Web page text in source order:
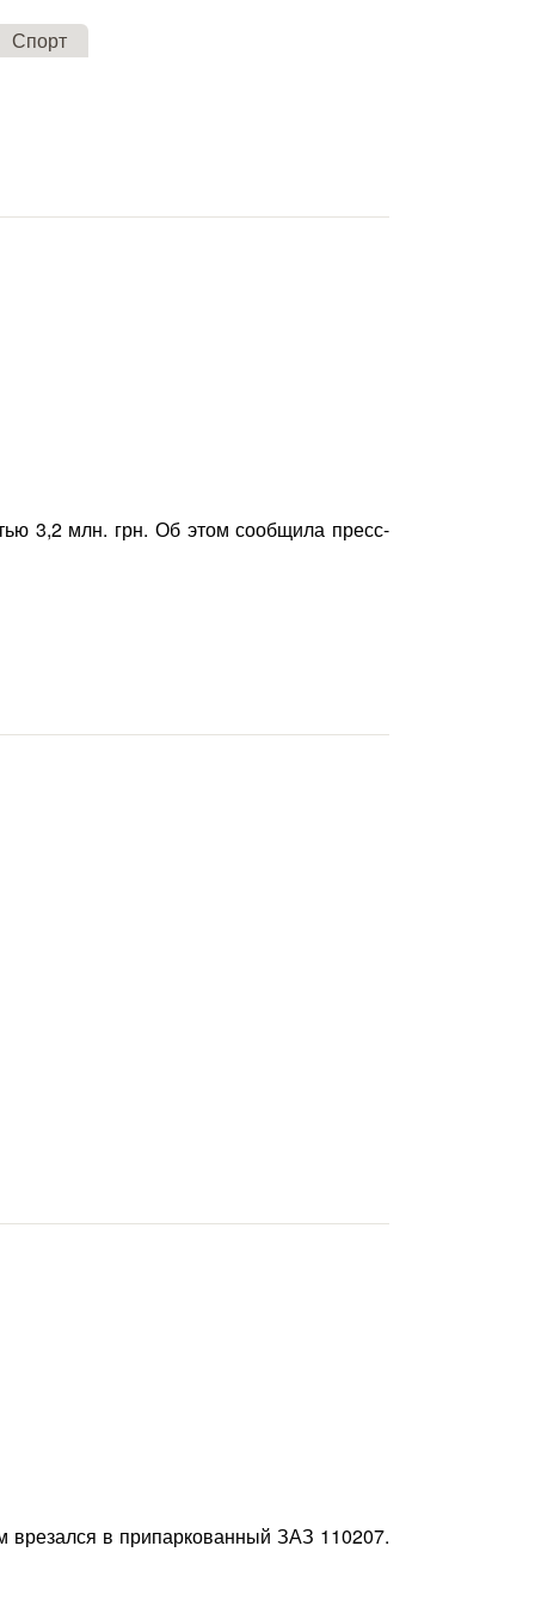
Спорт
3,2 млн. грн. Об этом сообщила пресс-
врезался в припаркованный ЗАЗ 110207.